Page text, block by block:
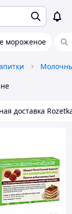
мороженое
доставка